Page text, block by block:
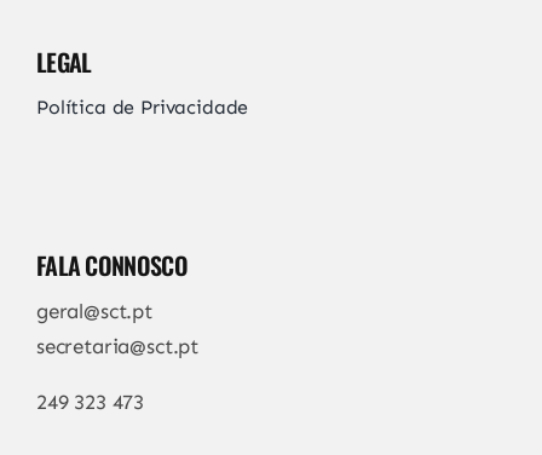
LEGAL
Política de Privacidade
FALA CONNOSCO
geral@sct.pt
secretaria@sct.pt
249 323 473